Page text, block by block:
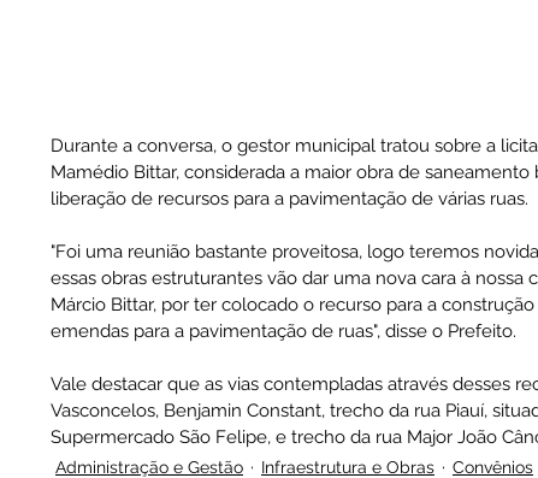
Durante a conversa, o gestor municipal tratou sobre a
Mamédio Bittar, considerada a maior obra de
liberação de recursos para a pavimentação de várias ruas.
"Foi uma reunião bastante proveitosa, logo teremos
essas obras estruturantes vão dar uma nova cara à nossa
Márcio Bittar, por ter colocado o recurso para a
emendas para a pavimentação de ruas", disse o Prefeito.
Vale destacar que as vias contempladas através desses
Vasconcelos, Benjamin Constant, trecho da rua Piauí,
Supermercado São Felipe, e trecho da rua Major João
Administração e Gestão Infraestrutura e Obras Convênios